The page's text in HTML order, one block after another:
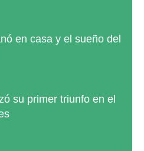
en casa y el sueño del
su primer triunfo en el